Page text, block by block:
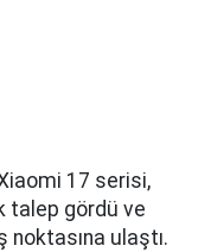
17 serisi,
talep gördü ve
noktasına ulaştı.